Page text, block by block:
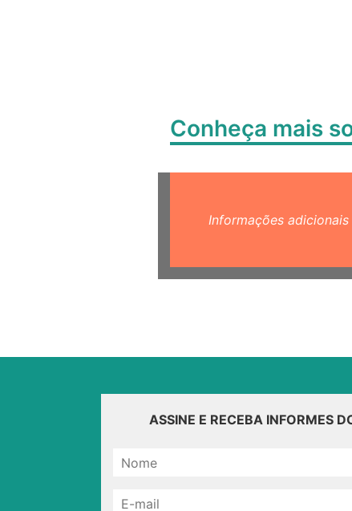
Conheça mais
Informações adicionais
ASSINE E RECEBA INFORMES